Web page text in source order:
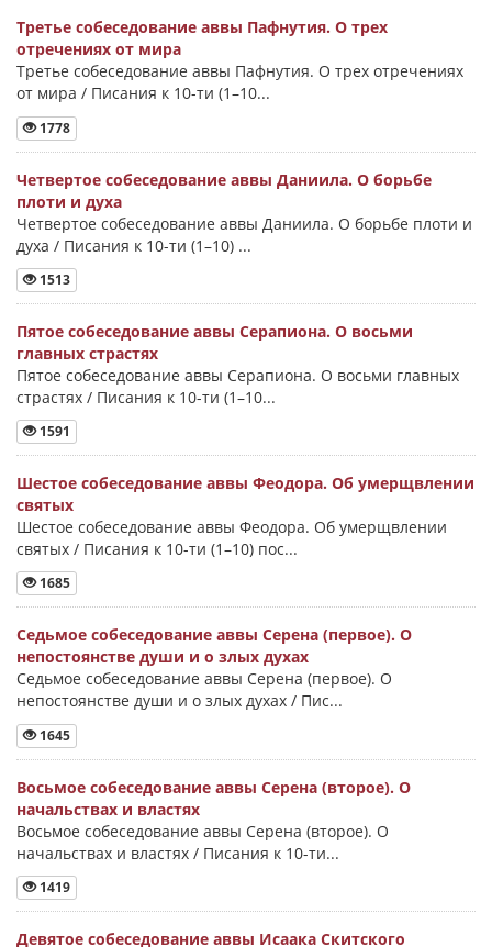
Третье собеседование аввы Пафнутия. О трех
отречениях от мира
Третье собеседование аввы Пафнутия. О трех отречениях
от мира / Писания к 10-ти (1–10...
1778
Четвертое собеседование аввы Даниила. О борьбе
плоти и духа
Четвертое собеседование аввы Даниила. О борьбе плоти и
духа / Писания к 10-ти (1–10) ...
1513
Пятое собеседование аввы Серапиона. О восьми
главных страстях
Пятое собеседование аввы Серапиона. О восьми главных
страстях / Писания к 10-ти (1–10...
1591
Шестое собеседование аввы Феодора. Об умерщвлении
святых
Шестое собеседование аввы Феодора. Об умерщвлении
святых / Писания к 10-ти (1–10) пос...
1685
Седьмое собеседование аввы Серена (первое). О
непостоянстве души и о злых духах
Седьмое собеседование аввы Серена (первое). О
непостоянстве души и о злых духах / Пис...
1645
Восьмое собеседование аввы Серена (второе). О
начальствах и властях
Восьмое собеседование аввы Серена (второе). О
начальствах и властях / Писания к 10-ти...
1419
Девятое собеседование аввы Исаака Скитского